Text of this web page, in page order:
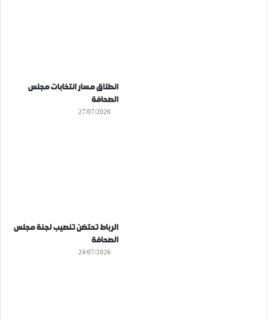
انطلاق مسار انتخابات مجلس
الصحافة
27/07/2026
الرباط تحتضن تنصيب لجنة مجلس
الصحافة
24/07/2026